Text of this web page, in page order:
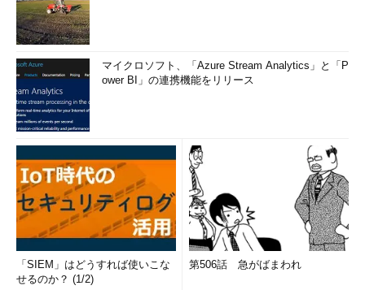
ス経路のどこかにトラブルが発生している可能性を示唆していま
す。サービス稼働をシステムの内部からのみ監視していると、こ
れらの障害がなかなか発見できないことがあります。
システムパフォーマンスの低下は必ずしも早急に応対しなけれ
ばならない障害ではないことも多いのですが、ウイルスやハッキ
ングなどのアタック、大きな事件などによるアクセスの集中によ
って急激にパフォーマンスが低下した場合には、何らかの措置を
取らなければならない場合もあります。また、パフォーマンスの
急激な向上は、致命的なシステムの障害の可能性があるので、こ
のような状態を検知した場合にはシステムのどこかに障害が発生
していないかを確認する必要があります。いずれにせよ、システ
ム管理者は常に管理しているシステムのパフォーマンスの適正値
を認知しておかなければなりません。
ファシリティのトラブル
マイクロソフト、「Azure Stream Analytics」と「P
ower BI」の連携機能をリリース
「SIEM」はどうすれば使いこな
せるのか？ (1/2)
第506話 急がばまわれ